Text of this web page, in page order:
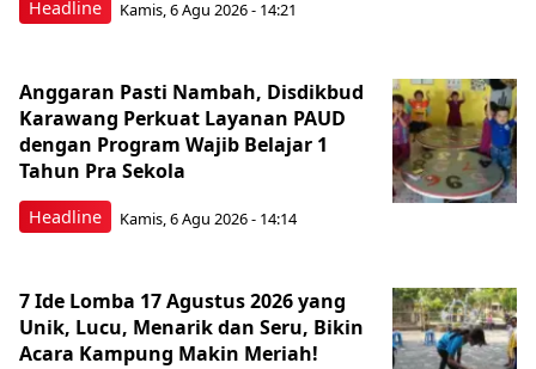
Headline Kamis, 6 Agu 2026 - 14:21
Headline
Anggaran Pasti Nambah, Disdikbud
Karawang Perkuat Layanan PAUD
dengan Program Wajib Belajar 1
Tahun Pra Sekola
Kamis, 6 Agu 2026 - 14:14
7 Ide Lomba 17 Agustus 2026 yang
Unik, Lucu, Menarik dan Seru, Bikin
Acara Kampung Makin Meriah!